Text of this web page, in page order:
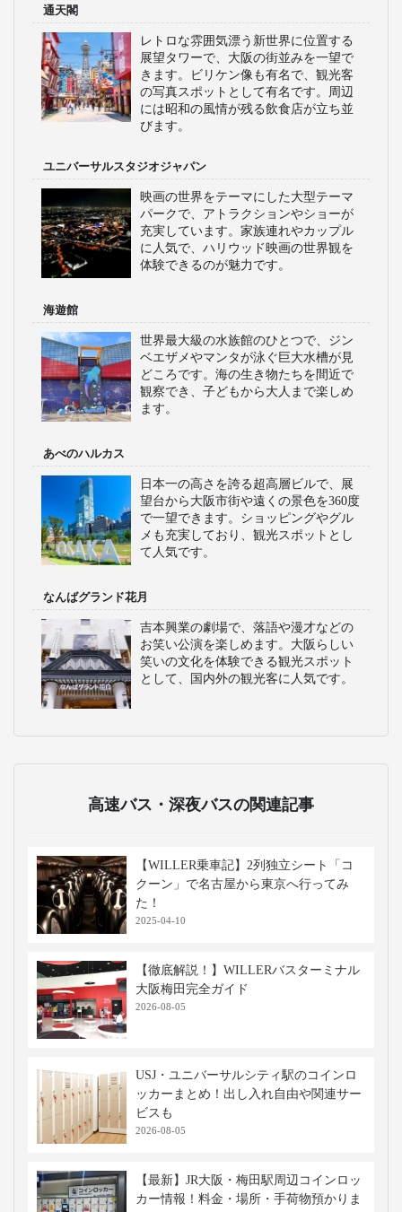
通天閣
レトロな雰囲気漂う新世界に位置する
展望タワーで、大阪の街並みを一望で
きます。ビリケン像も有名で、観光客
の写真スポットとして有名です。周辺
には昭和の風情が残る飲食店が立ち並
びます。
ユニバーサルスタジオジャパン
映画の世界をテーマにした大型テーマ
パークで、アトラクションやショーが
充実しています。家族連れやカップル
に人気で、ハリウッド映画の世界観を
体験できるのが魅力です。
海遊館
世界最大級の水族館のひとつで、ジン
ベエザメやマンタが泳ぐ巨大水槽が見
どころです。海の生き物たちを間近で
観察でき、子どもから大人まで楽しめ
ます。
あべのハルカス
日本一の高さを誇る超高層ビルで、展
望台から大阪市街や遠くの景色を360度
で一望できます。ショッピングやグル
メも充実しており、観光スポットとし
て人気です。
なんばグランド花月
吉本興業の劇場で、落語や漫才などの
お笑い公演を楽しめます。大阪らしい
笑いの文化を体験できる観光スポット
として、国内外の観光客に人気です。
高速バス・深夜バスの関連記事
【WILLER乗車記】2列独立シート「コ
クーン」で名古屋から東京へ行ってみ
た！
2025-04-10
【徹底解説！】WILLERバスターミナル
大阪梅田完全ガイド
2026-08-05
USJ・ユニバーサルシティ駅のコインロ
ッカーまとめ！出し入れ自由や関連サー
ビスも
2026-08-05
【最新】JR大阪・梅田駅周辺コインロッ
カー情報！料金・場所・手荷物預かりま